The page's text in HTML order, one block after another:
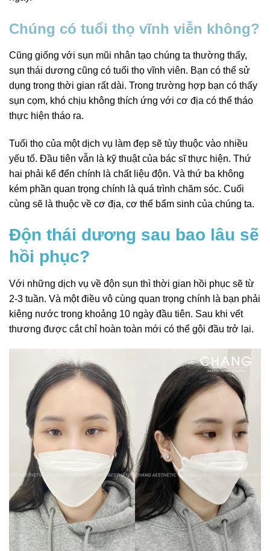
Chúng có tuổi thọ vĩnh viễn không?
Cũng giống với sụn mũi nhân tạo chúng ta thường thấy,
sụn thái dương cũng có tuổi thọ vĩnh viên. Bạn có thể sử
dụng trong thời gian rất dài. Trong trường hợp bạn có thấy
sụn cọm, khó chịu không thích ứng với cơ địa có thể tháo
thực hiện tháo ra.
Tuổi thọ của một dịch vụ làm đẹp sẽ tùy thuộc vào nhiều
yếu tố. Đầu tiên vẫn là kỹ thuật của bác sĩ thực hiện. Thứ
hai phải kể đến chính là chất liệu độn. Và thứ ba không
kém phần quan trọng chính là quá trình chăm sóc. Cuối
cùng sẽ là thuộc về cơ địa, cơ thể bẩm sinh của chúng ta.
Độn thái dương sau bao lâu sẽ
hồi phục?
Với những dịch vụ về độn sụn thì thời gian hồi phục sẽ từ
2-3 tuần. Và một điều vô cùng quan trọng chính là bạn phải
kiêng nước trong khoảng 10 ngày đầu tiên. Sau khi vết
thương được cắt chỉ hoàn toàn mới có thể gội đầu trở lại.